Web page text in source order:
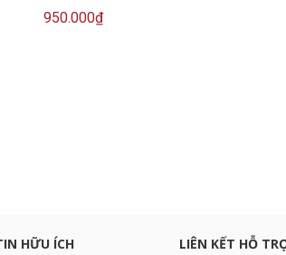
950.000₫
HỮU ÍCH LIÊN KẾT HỖ